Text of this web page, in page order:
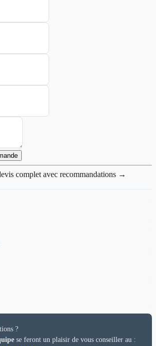
complet avec recommandations →
?
se feront un plaisir de vous conseiller au :